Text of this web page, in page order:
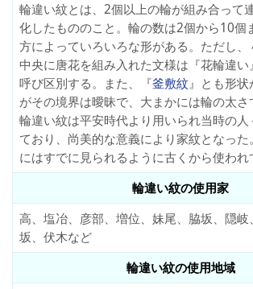
輪違い紋とは、2個以上の輪が組み合って
化したもののこと。輪の数は2個から10個
方によっていろいろな形がある。ただし
中央に唐花を組み入れた文様は『花輪違い
呼び区別する。また、『釜敷紋』とも形状
がその境界は曖昧で、大まかには輪の太さ
輪違い紋は平安時代より用いられ当時の
ており、尚美的な意義により家紋となっ
にはすでに見られるように古くから使われ
輪違い紋の使用家
高、塩冶、彦部、増位、妹尾、脇坂、隠岐
坂、伏木など
輪違い紋の使用地域